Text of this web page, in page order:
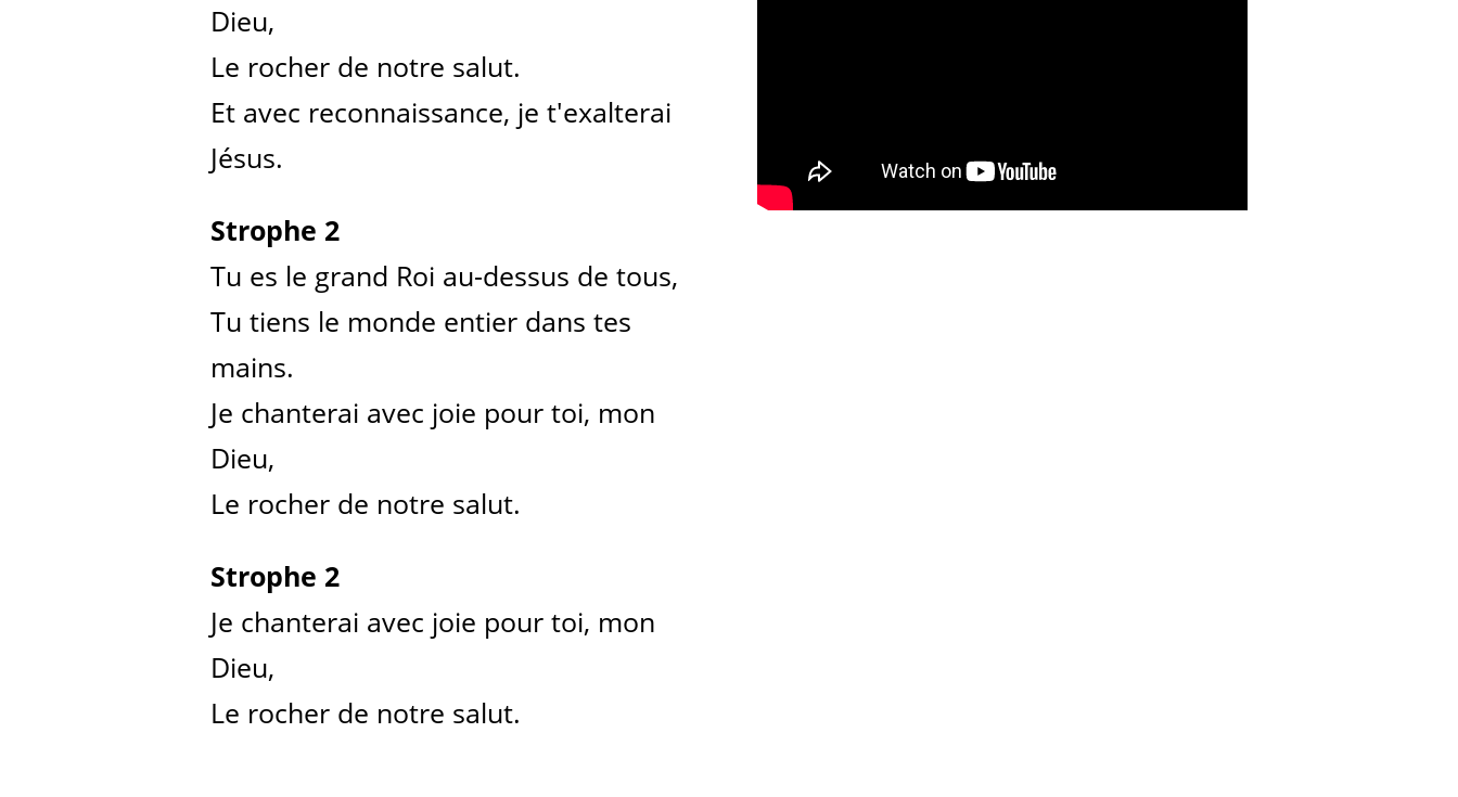
Dieu,
Le rocher de notre salut.
Et avec reconnaissance, je t'exalterai
Jésus.
Strophe 2
Tu es le grand Roi au-dessus de tous,
Tu tiens le monde entier dans tes
mains.
Je chanterai avec joie pour toi, mon
Dieu,
Le rocher de notre salut.
Strophe 2
Je chanterai avec joie pour toi, mon
Dieu,
Le rocher de notre salut.